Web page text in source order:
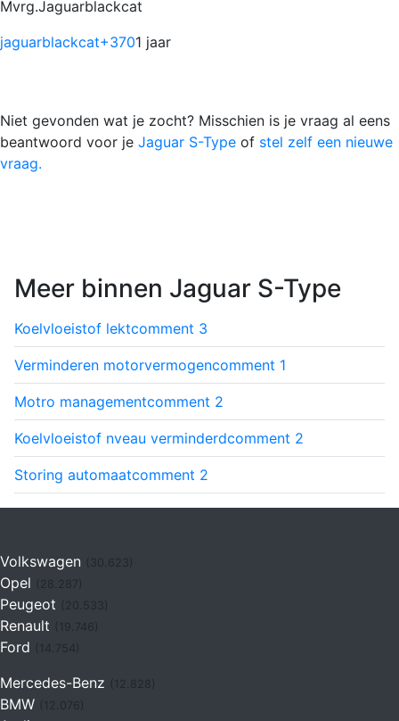
Mvrg.Jaguarblackcat
jaguarblackcat+3701 jaar
Niet gevonden wat je zocht? Misschien is je vraag al eens
beantwoord voor je Jaguar S-Type of stel zelf een nieuwe
vraag.
Meer binnen Jaguar S-Type
Koelvloeistof lektcomment 3
Verminderen motorvermogencomment 1
Motro managementcomment 2
Koelvloeistof nveau verminderdcomment 2
Storing automaatcomment 2
Volkswagen (30.623)
Opel
Peugeot
Renault (19.746)
Ford (14.754)
Mercedes-Benz
BMW (12.076)